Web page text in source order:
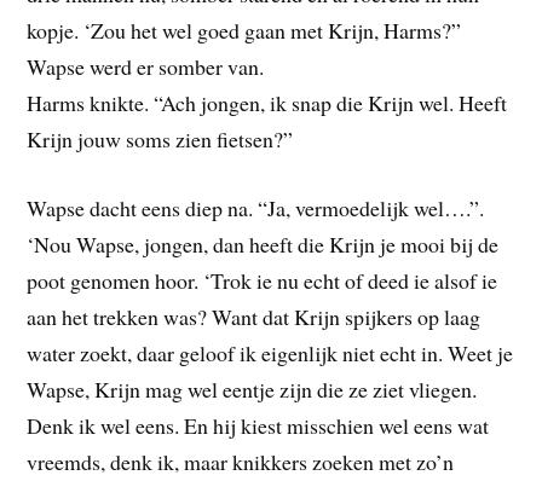
kopje. ‘Zou het wel goed gaan met Krijn, Harms?”
Wapse werd er somber van.
Harms knikte. “Ach jongen, ik snap die Krijn wel. Heeft
Krijn jouw soms zien fietsen?”
Wapse dacht eens diep na. “Ja, vermoedelijk wel….”.
‘Nou Wapse, jongen, dan heeft die Krijn je mooi bij de
poot genomen hoor. ‘Trok ie nu echt of deed ie alsof ie
aan het trekken was? Want dat Krijn spijkers op laag
water zoekt, daar geloof ik eigenlijk niet echt in. Weet je
Wapse, Krijn mag wel eentje zijn die ze ziet vliegen.
Denk ik wel eens. En hij kiest misschien wel eens wat
vreemds, denk ik, maar knikkers zoeken met zo’n